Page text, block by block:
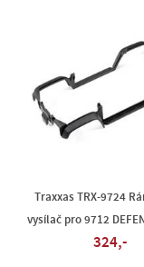
Traxxas TRX-9724
vysílač pro 9712
324,-